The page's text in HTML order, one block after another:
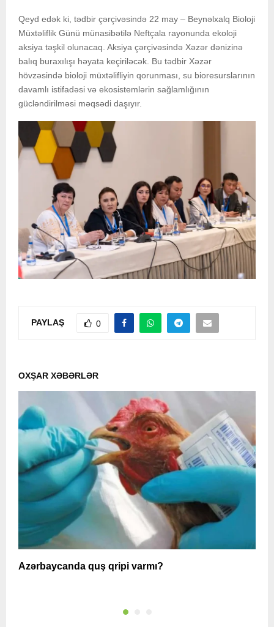
Qeyd edək ki, tədbir çərçivəsində 22 may – Beynəlxalq Bioloji
Müxtəliflik Günü münasibətilə Neftçala rayonunda ekoloji
aksiya təşkil olunacaq. Aksiya çərçivəsində Xəzər dənizinə
balıq buraxılışı həyata keçiriləcək. Bu tədbir Xəzər
hövzəsində bioloji müxtəlifliyin qorunması, su bioresurslarının
davamlı istifadəsi və ekosistemlərin sağlamlığının
gücləndirilməsi məqsədi daşıyır.
PAYLAŞ 0
OXŞAR XƏBƏRLƏR
Azərbaycanda quş qripi varmı?